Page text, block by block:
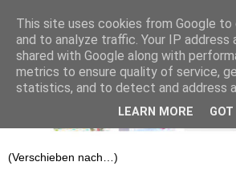
This site uses cookies from Google
and to analyze traffic. Your IP address
shared with Google along with
metrics to ensure quality of service,
statistics, and to detect and address
LEARN MORE